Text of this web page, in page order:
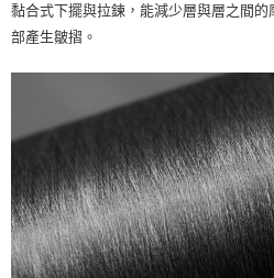
黏合式下擺與拉鍊，能減少層與層之間
部產生皺摺。